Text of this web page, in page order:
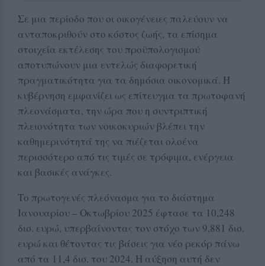
Σε μια περίοδο που οι οικογένειες παλεύουν να
ανταποκριθούν στο κόστος ζωής, τα επίσημα
στοιχεία εκτέλεσης του προϋπολογισμού
αποτυπώνουν μια εντελώς διαφορετική
πραγματικότητα για τα δημόσια οικονομικά. Η
κυβέρνηση εμφανίζει ως επίτευγμα τα πρωτοφανή
πλεονάσματα, την ώρα που η συντριπτική
πλειονότητα των νοικοκυριών βλέπει την
καθημερινότητά της να πιέζεται ολοένα
περισσότερο από τις τιμές σε τρόφιμα, ενέργεια
και βασικές ανάγκες.
Το πρωτογενές πλεόνασμα για το διάστημα
Ιανουαρίου – Οκτωβρίου 2025 έφτασε τα 10,248
δισ. ευρώ, υπερβαίνοντας τον στόχο των 9,881 δισ.
ευρώ και θέτοντας τις βάσεις για νέο ρεκόρ πάνω
από τα 11,4 δισ. του 2024. Η αύξηση αυτή δεν